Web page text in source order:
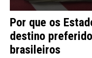
Por que os
destino
brasileiros